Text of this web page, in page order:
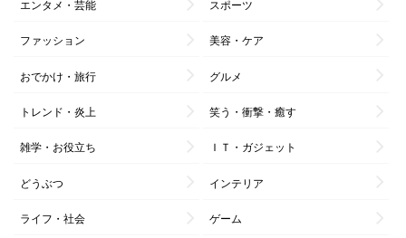
エンタメ・芸能 スポーツ
ファッション 美容・ケア
おでかけ・旅行 グルメ
トレンド・炎上 笑う・衝撃・癒す
雑学・お役立ち ＩＴ・ガジェット
どうぶつ インテリア
ライフ・社会 ゲーム